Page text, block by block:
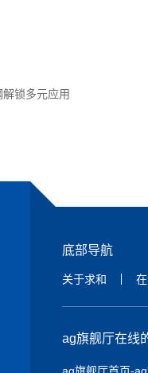
锁多元应用
底部导航
关于求和
ag旗舰厅在线